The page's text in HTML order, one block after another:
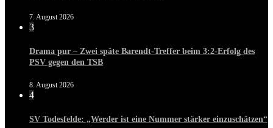
7. August 2026
3
Drama pur – Zwei späte Barendt-Treffer beim 3:2-Erfolg des
PSV gegen den TSB
8. August 2026
4
SV Todesfelde: „Werder ist eine Nummer stärker einzuschätzen“